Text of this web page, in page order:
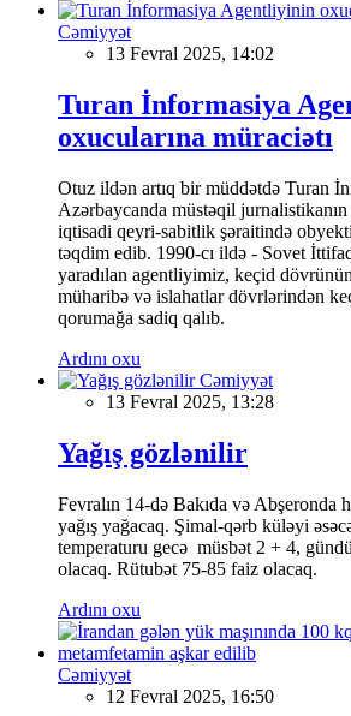
Cəmiyyət
13 Fevral 2025, 14:02
Turan İnformasiya
oxucularına müraciətı
Otuz ildən artıq bir müddətdə Turan
Azərbaycanda müstəqil
iqtisadi qeyri-sabitlik şəraitində
təqdim edib. 1990-cı ildə - Sovet
yaradılan agentliyimiz, keçid
müharibə və islahatlar dövrlərindən
qorumağa sadiq qalıb.
Ardını oxu
Cəmiyyət
13 Fevral 2025, 13:28
Yağış gözlənilir
Fevralın 14-də Bakıda və Abşeronda
yağış yağacaq. Şimal-qərb küləyi
temperaturu gecə müsbət 2 + 4,
olacaq. Rütubət 75-85 faiz olacaq.
Ardını oxu
Cəmiyyət
12 Fevral 2025, 16:50